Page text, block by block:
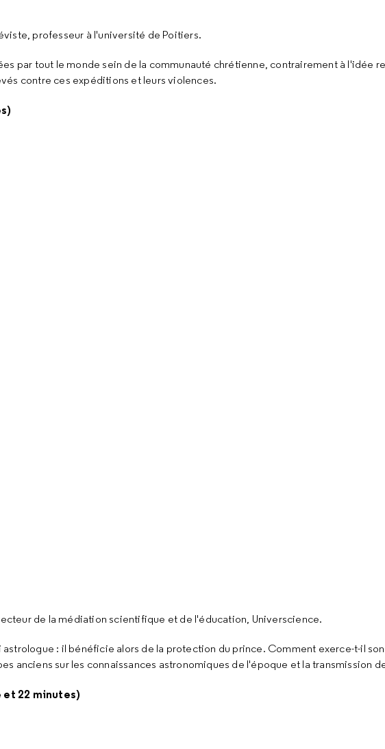
professeur à l'université de Poitiers.
par tout le monde sein de la communauté chrétienne, contrairement à l'idée
contre ces expéditions et leurs violences.
de la médiation scientifique et de l'éducation, Universcience.
astrologue : il bénéficie alors de la protection du prince. Comment exerce-t-il
anciens sur les connaissances astronomiques de l'époque et la transmission
et 22 minutes)